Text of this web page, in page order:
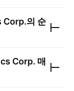
Corp.의 순
Corp. 매